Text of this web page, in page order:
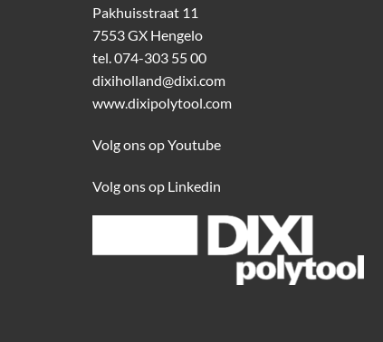
Pakhuisstraat 11
7553 GX Hengelo
tel.074-303 55 00
dixiholland@dixi.com
www.dixipolytool.com
Volg ons op Youtube
Volg ons op Linkedin